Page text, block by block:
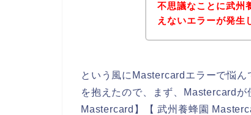
不思議なことに武州
えないエラーが発生
という風にMastercardエラーで悩
を抱えたので、まず、Mastercard
Mastercard】【 武州養蜂園